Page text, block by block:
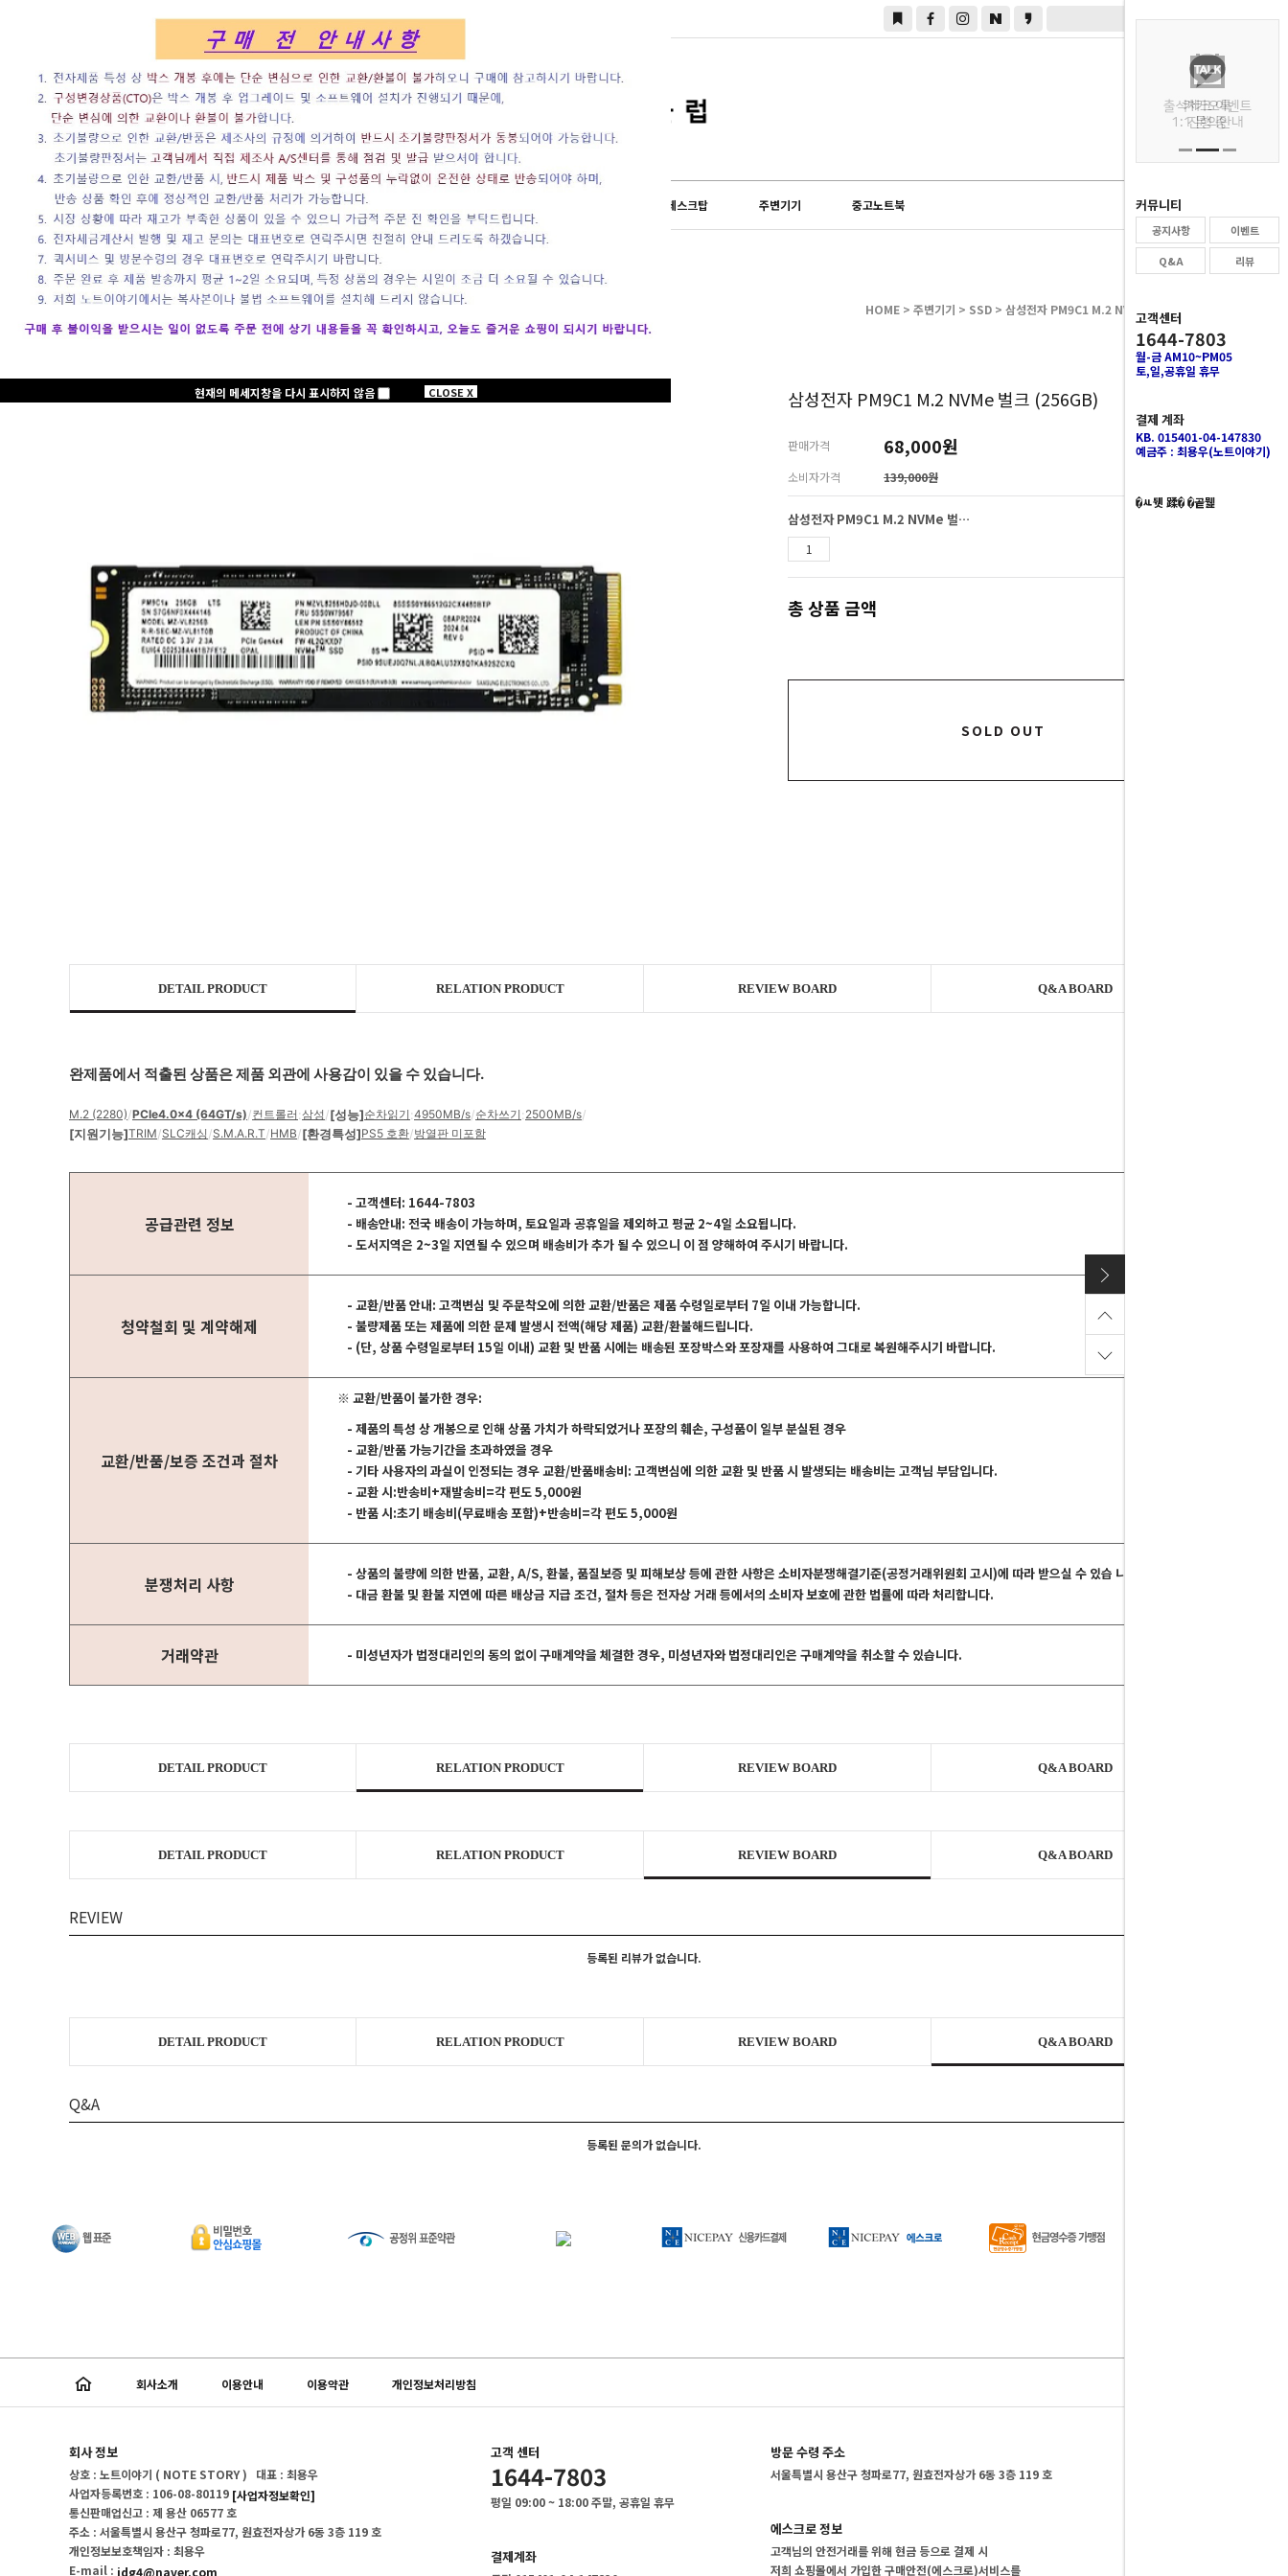
회원가입 주문하기 마이페이지
노트클럽(NoteClub) 쇼핑몰이 오...
노트클럽 2025년도 설 연휴 및 배송...
데스크탑 주변기기 중고노트북 커뮤니티
공지사항
이벤트
Q&A
리뷰
고객센터
1644-7803
월-금 AM10~PM05
토,일,공휴일 휴무
결제 계좌
KB. 015401-04-147830
예금주 : 최용우(노트이야기)
�ㅻ뒛 蹂� �곹뭹
HOME > 주변기기 > SSD > 삼성전자 PM9C1 M.2 NVMe 벌크 (256GB)
0
삼성전자 PM9C1 M.2 NVMe 벌크 (256GB)
판매가격 68,000원
소비자가격 139,000원
삼성전자 PM9C1 M.2 NVMe 벌크 (256GB)
총 상품 금액
SOLD OUT
DETAIL PRODUCT RELATION PRODUCT REVIEW BOARD Q&A BOARD
완제품에서 적출된 상품은 제품 외관에 사용감이 있을 수 있습니다.
M.2 (2280)/PCIe4.0x4 (64GT/s)/컨트롤러 :삼성/[성능]순차읽기 :4950MB/s/순차쓰기 : 2500MB/s/
[지원기능]TRIM/SLC캐싱/S.M.A.R.T/HMB/[환경특성]PS5 호환/방열판 미포함
공급관련 정보
- 고객센터: 1644-7803
- 배송안내: 전국 배송이 가능하며, 토요일과 공휴일을 제외하고 평균 2~4일 소요됩니다.
- 도서지역은 2~3일 지연될 수 있으며 배송비가 추가 될 수 있으니 이 점 양해하여 주시기 바랍니다.
청약철회 및 계약해제
- 교환/반품 안내: 고객변심 및 주문착오에 의한 교환/반품은 제품 수령일로부터 7일 이내 가능합니다.
- 불량제품 또는 제품에 의한 문제 발생시 전액(해당 제품) 교환/환불해드립니다.
- (단, 상품 수령일로부터 15일 이내) 교환 및 반품 시에는 배송된 포장박스와 포장재를 사용하여 그대로 복원해주시기 바랍니다.
교환/반품/보증 조건과 절차
※ 교환/반품이 불가한 경우:
- 제품의 특성 상 개봉으로 인해 상품 가치가 하락되었거나 포장의 훼손, 구성품이 일부 분실된 경우
- 교환/반품 가능기간을 초과하였을 경우
- 기타 사용자의 과실이 인정되는 경우 교환/반품배송비: 고객변심에 의한 교환 및 반품 시 발생되는 배송비는 고객님 부담입니다.
- 교환 시:반송비+재발송비=각 편도 5,000원
- 반품 시:초기 배송비(무료배송 포함)+반송비=각 편도 5,000원
분쟁처리 사항
- 상품의 불량에 의한 반품, 교환, A/S, 환불, 품질보증 및 피해보상 등에 관한 사항은 소비자분쟁해결기준(공정거래위원회 고시)에 따라 받으실 수 있습 니다.
- 대금 환불 및 환불 지연에 따른 배상금 지급 조건, 절차 등은 전자상 거래 등에서의 소비자 보호에 관한 법률에 따라 처리합니다.
거래약관 - 미성년자가 법정대리인의 동의 없이 구매계약을 체결한 경우, 미성년자와 법정대리인은 구매계약을 취소할 수 있습니다.
DETAIL PRODUCT RELATION PRODUCT REVIEW BOARD Q&A BOARD
DETAIL PRODUCT RELATION PRODUCT REVIEW BOARD Q&A BOARD
REVIEW
등록된 리뷰가 없습니다.
DETAIL PRODUCT RELATION PRODUCT REVIEW BOARD Q&A BOARD
Q&A
등록된 문의가 없습니다.
회사소개 이용안내 이용약관 개인정보처리방침
회사 정보
상호 : 노트이야기 ( NOTE STORY ) 대표 : 최용우
사업자등록번호 : 106-08-80119 [사업자정보확인]
통신판매업신고 : 제 용산 06577 호
주소 : 서울특별시 용산구 청파로77, 원효전자상가 6동 3층 119 호
개인정보보호책임자 : 최용우
E-mail : idg4@naver.com
고객 센터
1644-7803
평일 09:00 ~ 18:00 주말, 공휴일 휴무
결제계좌
방문 수령 주소
서울특별시 용산구 청파로77, 원효전자상가 6동 3층 119 호
에스크로 정보
고객님의 안전거래를 위해 현금 등으로 결제 시
저희 쇼핑몰에서 가입한 구매안전(에스크로)서비스를
현재의 메세지창을 다시 표시하지 않음 CLOSE X